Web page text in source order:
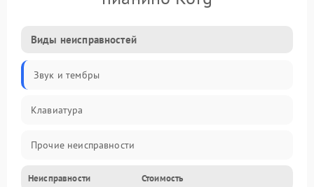
Виды неисправностей
Звук и тембры
Клавиатура
Прочие неисправности
Включение и работа
Неисправности Стоимость